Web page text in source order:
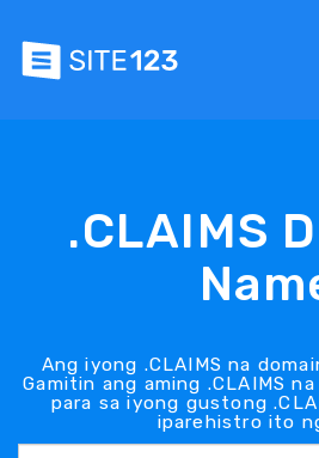
.CLAIMS
Ang iyong .CLAIMS na
Gamitin ang aming .CLAIMS
para sa iyong gustong
iparehistro ito